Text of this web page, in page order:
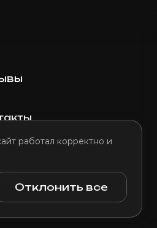
работал корректно и
Отклонить все
cookie